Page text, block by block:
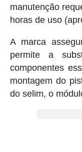
manutenção
horas de uso
A marca
permite a
componentes
montagem do
do selim, o